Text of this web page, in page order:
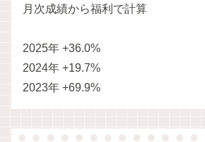
月次成績から福利で計算
2025年 +36.0%
2024年 +19.7%
2023年 +69.9%